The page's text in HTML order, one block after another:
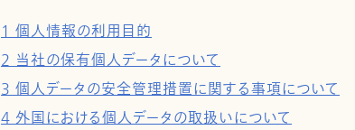
1 個人情報の利用目的
2 当社の保有個人データについて
3 個人データの安全管理措置に関する事項について
4 外国における個人データの取扱いについて